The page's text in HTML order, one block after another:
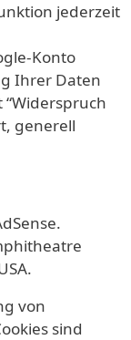
jederzeit
Konto
Ihrer Daten
“Widerspruch
generell
von
sind